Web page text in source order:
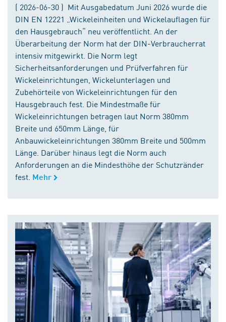
( 2026-06-30 ) Mit Ausgabedatum Juni 2026 wurde die
DIN EN 12221 „Wickeleinheiten und Wickelauflagen für
den Hausgebrauch“ neu veröffentlicht. An der
Überarbeitung der Norm hat der DIN-Verbraucherrat
intensiv mitgewirkt. Die Norm legt
Sicherheitsanforderungen und Prüfverfahren für
Wickeleinrichtungen, Wickelunterlagen und
Zubehörteile von Wickeleinrichtungen für den
Hausgebrauch fest. Die Mindestmaße für
Wickeleinrichtungen betragen laut Norm 380mm
Breite und 650mm Länge, für
Anbauwickeleinrichtungen 380mm Breite und 500mm
Länge. Darüber hinaus legt die Norm auch
Anforderungen an die Mindesthöhe der Schutzränder
fest. Mehr